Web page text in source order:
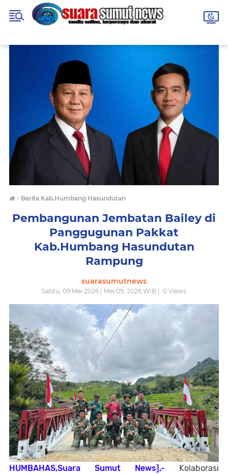
› Berita Kab.Humbang Hasundutan
Pembangunan Jembatan Bailey di
Panggugunan Pakkat
Kab.Humbang Hasundutan
Rampung
suarasumutnews
Sabtu, 09 Mei 2026 | Mei 09, 2026 WIB | 0 Views
HUMBAHAS,Suara Sumut News],- Kolaborasi